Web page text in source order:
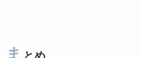
ま